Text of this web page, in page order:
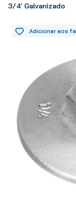
3/4' Galvanizado
3º
piso
5
º
vaso
torneira
9º
telha
10
tinta